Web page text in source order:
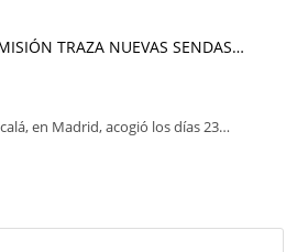
TRAZA NUEVAS SENDAS…
en Madrid, acogió los días 23…